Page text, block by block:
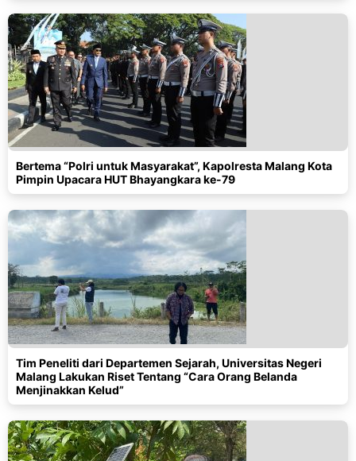
Bertema “Polri untuk Masyarakat”, Kapolresta Malang Kota
Pimpin Upacara HUT Bhayangkara ke-79
Tim Peneliti dari Departemen Sejarah, Universitas Negeri
Malang Lakukan Riset Tentang “Cara Orang Belanda
Menjinakkan Kelud”